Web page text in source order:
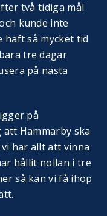
två tidiga mål
kunde inte
haft så mycket tid
tre dagar
på nästa
på
Hammarby ska
har allt att vinna
hållit nollan i tre
så kan vi få ihop